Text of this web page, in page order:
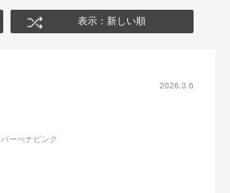
表示：新しい順
2026.3.6
ーべナピンク